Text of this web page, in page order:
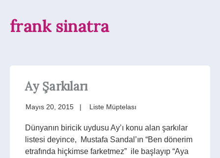
frank sinatra
Ay Şarkıları
Mayıs 20, 2015 Liste Müptelası
Dünyanın biricik uydusu Ay’ı konu alan şarkılar
listesi deyince, Mustafa Sandal’ın “Ben dönerim
etrafında hiçkimse farketmez” ile başlayıp “Aya